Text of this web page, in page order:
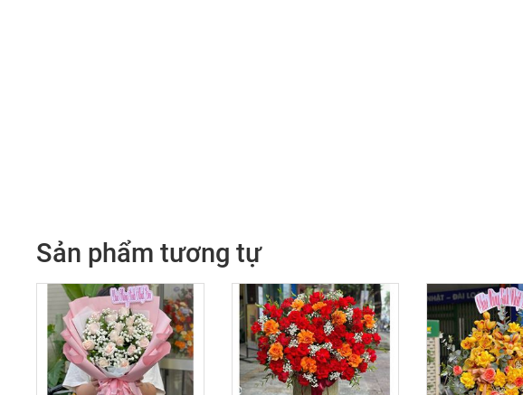
Sản phẩm tương tự